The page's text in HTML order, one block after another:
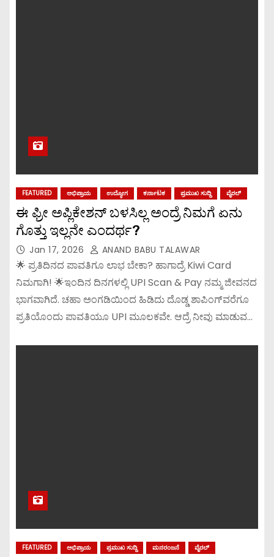
FEATURED ಅಭಿಪ್ರಾಯ ಉದ್ಯೋಗ ಕರ್ನಾಟಕ ಪ್ರಮುಖ ಸುದ್ದಿ ವೈರಲ್
ಈ ಫ್ರೀ ಅಪ್ಲಿಕೇಶನ್ ಬಳಸಿಲ್ಲ ಅಂದ್ರೆ ನಿಮಗೆ ಏನು
ಗೊತ್ತು ಇಲ್ಲನೇ ಎಂದರ್ಥ?
Jan 17, 2026 ANAND BABU TALAWAR
🌟 ಪ್ರತಿದಿನದ ಪಾವತಿಗೂ ಲಾಭ ಬೇಕಾ? ಹಾಗಾದ್ರೆ Kiwi Card
ನಿಮಗಾಗಿ! 🌟ಇಂದಿನ ದಿನಗಳಲ್ಲಿ UPI Scan & Pay ನಮ್ಮ ಜೀವನದ
ಭಾಗವಾಗಿದೆ. ಚಹಾ ಅಂಗಡಿಯಿಂದ ಹಿಡಿದು ದೊಡ್ಡ ಶಾಪಿಂಗ್‌ವರೆಗೂ
ಪ್ರತಿಯೊಂದು ಪಾವತಿಯೂ UPI ಮೂಲಕವೇ. ಆದ್ರೆ ನೀವು ಮಾಡುವ…
FEATURED ಅಭಿಪ್ರಾಯ ಪ್ರಮುಖ ಸುದ್ದಿ ಮನರಂಜನೆ ವೈರಲ್